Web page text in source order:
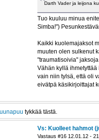
Darth Vader ja leijona
Tuo kuuluu minua
Simba!")
Kaikki kuolemajaksot
muuten olen sulkenut
"traumatisoivia"
Vähän kyllä
vain niin tylsä, että oli
eivätpä käsikirjoittajat
tykkää tästä.
Vs: Kuolleet hahmot
Vastaus #16 12.01.12 -